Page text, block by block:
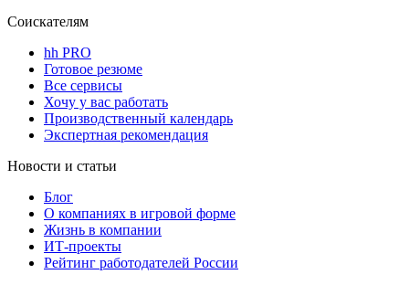
Соискателям
hh PRO
Готовое резюме
Все сервисы
Хочу у вас работать
Производственный календарь
Экспертная рекомендация
Новости и статьи
Блог
О компаниях в игровой форме
Жизнь в компании
ИТ-проекты
Рейтинг работодателей России